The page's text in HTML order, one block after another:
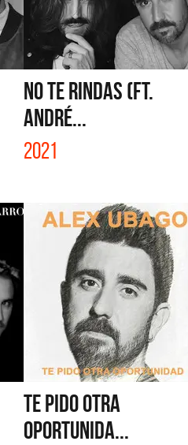
NO TE RINDAS (FT.
ANDRÉ...
2021
TE PIDO OTRA
OPORTUNIDA...